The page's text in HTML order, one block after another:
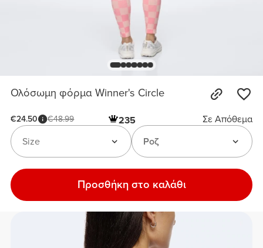
Ολόσωμη φόρμα Winner's Circle
€24.50 €48.99 235
Σε Απόθεμα
Ροζ
Size
Προσθήκη στο καλάθι